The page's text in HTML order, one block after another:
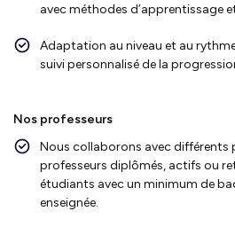
avec méthodes d’apprentissage
Adaptation au niveau et au
suivi personnalisé de la
Nos professeurs
Nous collaborons avec différents
professeurs diplômés, actifs ou
étudiants avec un minimum de
enseignée.